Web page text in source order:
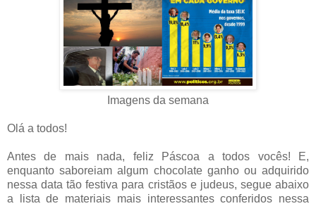
Imagens da semana
Olá a todos!
Antes de mais nada, feliz Páscoa a todos vocês! E,
enquanto saboreiam algum chocolate ganho ou adquirido
nessa data tão festiva para cristãos e judeus, segue abaixo
a lista de materiais mais interessantes conferidos nessa